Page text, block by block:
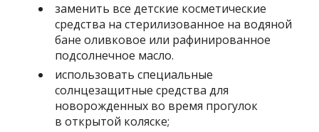
заменить все детские косметические
средства на стерилизованное на водяной
бане оливковое или рафинированное
подсолнечное масло.
использовать специальные
солнцезащитные средства для
новорожденных во время прогулок
в открытой коляске;